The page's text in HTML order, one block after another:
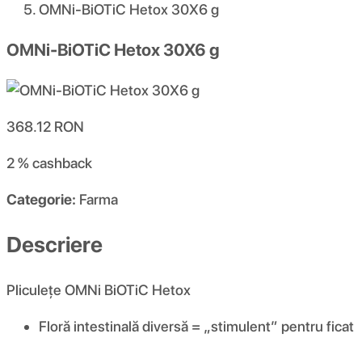
OMNi-BiOTiC Hetox 30X6 g
OMNi-BiOTiC Hetox 30X6 g
368.12 RON
2 %cashback
Categorie: Farma
Descriere
Pliculețe OMNi BiOTiC Hetox
Floră intestinală diversă = „stimulent” pentru ficat